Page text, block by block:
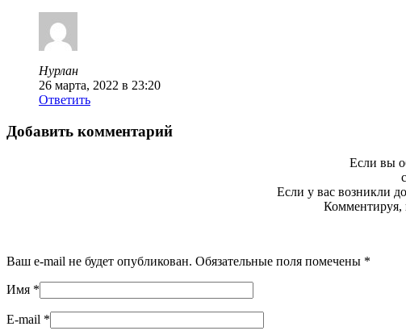
Нурлан
26 марта, 2022 в 23:20
Ответить
Добавить комментарий
Если вы
Если у вас возникли
Комментируя,
Ваш e-mail не будет опубликован. Обязательные поля помечены *
Имя *
E-mail *